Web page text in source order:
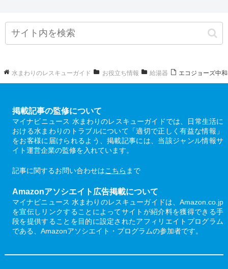
水まわりのレスキューガイド お役立ち情報 給湯器 エコジョーズ中
掲載記事の監修について
マイナビニュース 水まわりのレスキューガイドでは、日常生活に
おける水まわりのトラブルについて「適切で正しく有益な情報」
をお客様に届けられるよう、掲載記事には、当該ジャンル情報サ
イト運営企業の監修を入れています。
記事に関するお問い合わせはこちら まで
Amazonアソシエイト広告掲載について
マイナビニュース 水まわりのレスキューガイドは、Amazon.co.jp
を宣伝しリンクすることによってサイトが紹介料を獲得できる手
段を提供することを目的に設定されたアフィリエイトプログラム
である、Amazonアソシエイト・プログラムの参加者です。